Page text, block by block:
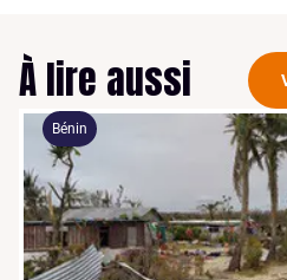
À lire aussi